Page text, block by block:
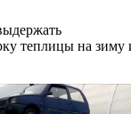
теплицы на зиму